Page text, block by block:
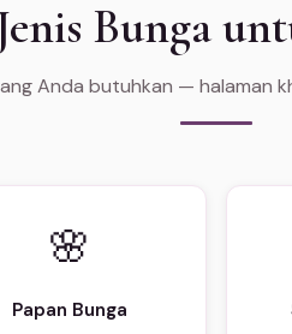
Bunga
Anda butuhkan — halaman
🌸
Papan Bunga